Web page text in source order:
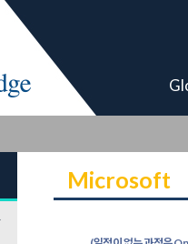
Microsoft